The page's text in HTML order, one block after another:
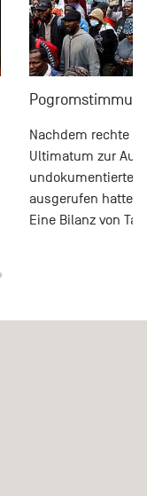
Nachdem rechte
Ultimatum zur
undokumentierter
ausgerufen hatten,
Eine Bilanz von